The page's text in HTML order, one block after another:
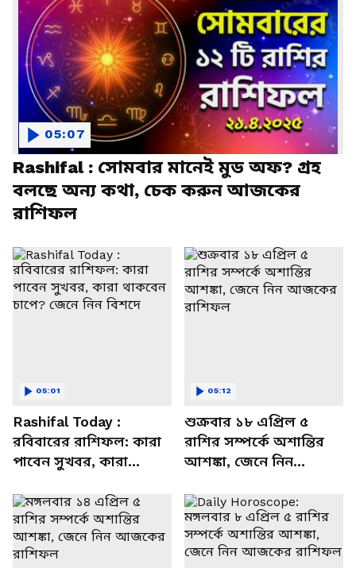
Rashifal : সোমবার মানেই মুড অফ? গ্রহ
বলছে অন্য কথা, চেক করুন আজকের
রাশিফল
05:07
Rashifal Today :
রবিবারের রাশিফল: কারা
পাবেন সুখবর, কারা
বিশদে
05:01
শুক্রবার ১৮ এপ্রিল ৫
রাশির সম্পর্কে অশান্তির
আশঙ্কা, জেনে নিন
05:12